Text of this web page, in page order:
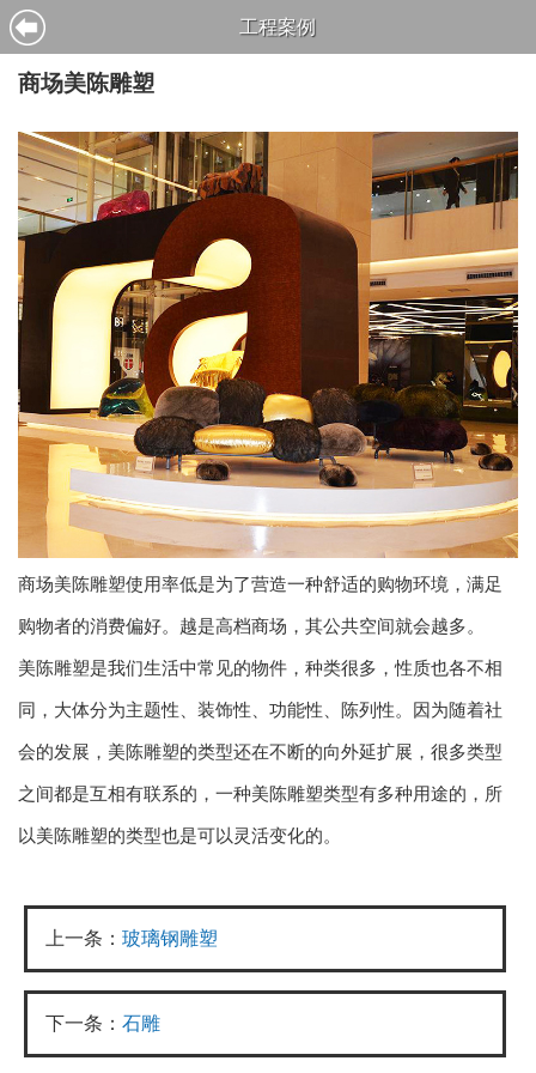
工程案例
商场美陈雕塑
商场美陈雕塑使用率低是为了营造一种舒适的购物环境，满足
购物者的消费偏好。越是高档商场，其公共空间就会越多。
美陈雕塑是我们生活中常见的物件，种类很多，性质也各不相
同，大体分为主题性、装饰性、功能性、陈列性。因为随着社
会的发展，美陈雕塑的类型还在不断的向外延扩展，很多类型
之间都是互相有联系的，一种美陈雕塑类型有多种用途的，所
以美陈雕塑的类型也是可以灵活变化的。
上一条： 玻璃钢雕塑
下一条： 石雕